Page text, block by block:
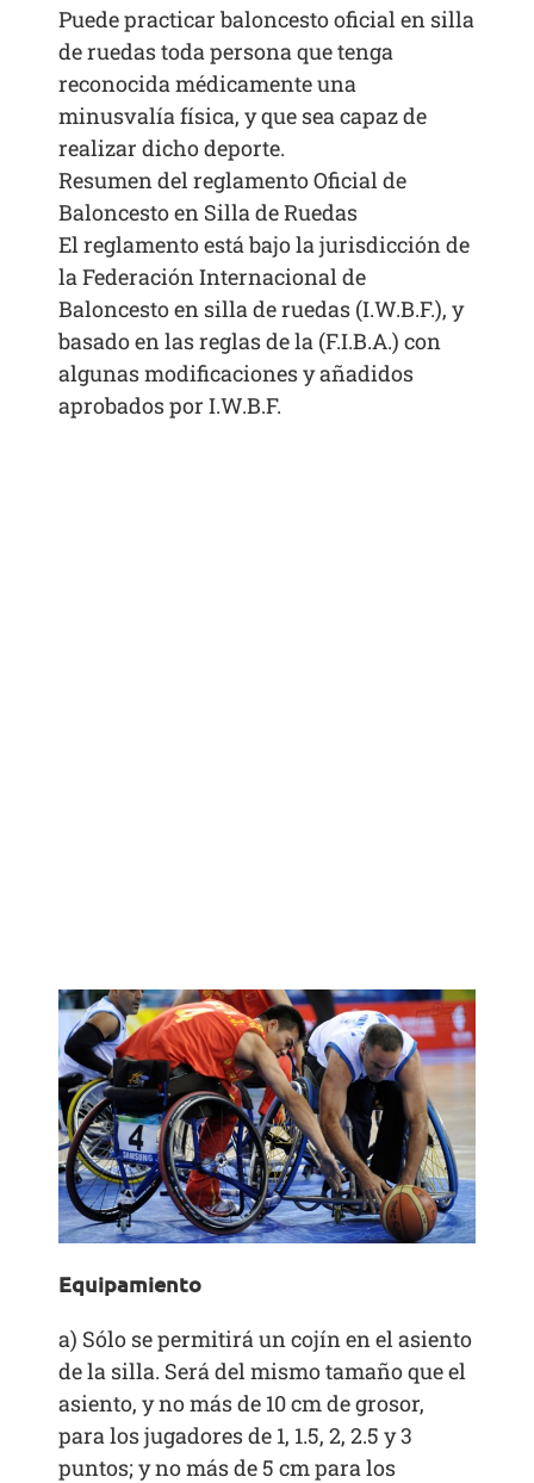
Puede practicar baloncesto oficial en silla
de ruedas toda persona que tenga
reconocida médicamente una
minusvalía física, y que sea capaz de
realizar dicho deporte.
Resumen del reglamento Oficial de
Baloncesto en Silla de Ruedas
El reglamento está bajo la jurisdicción de
la Federación Internacional de
Baloncesto en silla de ruedas (I.W.B.F.), y
basado en las reglas de la (F.I.B.A.) con
algunas modificaciones y añadidos
aprobados por I.W.B.F.
Equipamiento
a) Sólo se permitirá un cojín en el asiento
de la silla. Será del mismo tamaño que el
asiento, y no más de 10 cm de grosor,
para los jugadores de 1, 1.5, 2, 2.5 y 3
puntos; y no más de 5 cm para los